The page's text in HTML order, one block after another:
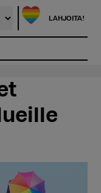
LAHJOITA!